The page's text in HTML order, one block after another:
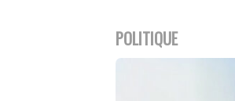
POLITIQUE